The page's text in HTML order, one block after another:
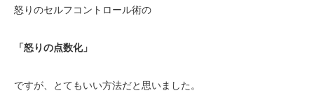
怒りのセルフコントロール術の
「怒りの点数化」
ですが、とてもいい方法だと思いました。